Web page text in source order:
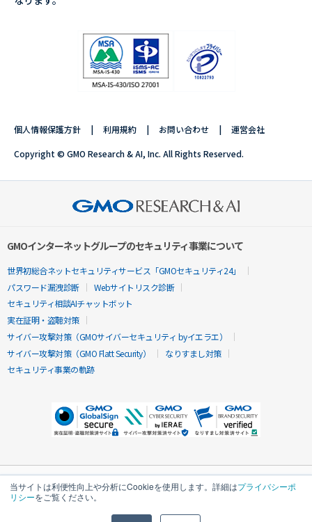
当サイトは利便性向上や分析にCookieを使用します。詳細はプライバシーポ
リシーをご覧ください。
個人情報保護方針 利用規約 お問い合わせ 運営会社
Copyright © GMO Research & AI, Inc. All Rights Reserved.
GMOインターネットグループのセキュリティ事業について
世界初総合ネットセキュリティサービス「GMOセキュリティ24」
パスワード漏洩診断
Webサイトリスク診断
セキュリティ相談AIチャットボット
実在証明・盗聴対策
サイバー攻撃対策（GMOサイバーセキュリティ byイエラエ）
サイバー攻撃対策（GMO Flatt Security）
なりすまし対策
セキュリティ事業の軌跡